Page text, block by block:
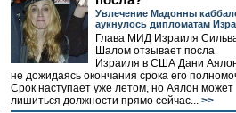
Увлечение Мадонны
аукнулось дипломатам
Глава МИД Израиля
Шалом отзывает посла
Израиля в США Дани
не дожидаясь окончания срока его
Срок наступает уже летом, но Аялон может
лишиться должности прямо сейчас... >>